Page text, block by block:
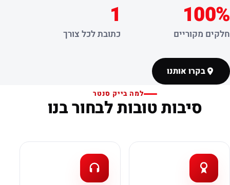
100%
חלקים מקוריים
1
כתובת לכל צורך
בקרו אותנו
למה בייק סנטר
סיבות טובות לבחור בנו